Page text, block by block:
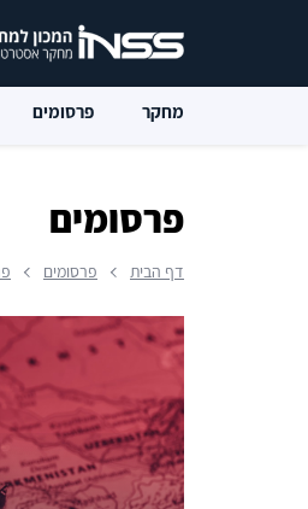
מחקר פרסומים
פרסומים
דף הבית פרסומים